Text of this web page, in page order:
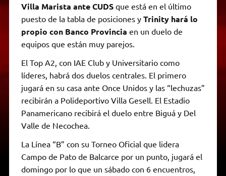
Villa Marista ante CUDSque está en el último
puesto de la tabla de posiciones y Trinity hará lo
propio con Banco Provincia en un duelo de
equipos que están muy parejos.
El Top A2, con IAE Club y Universitario como
líderes, habrá dos duelos centrales. El primero
jugará en su casa ante Once Unidos y las “lechuzas”
recibirán a Polideportivo Villa Gesell. El Estadio
Panamericano recibirá el duelo entre Biguá y Del
Valle de Necochea.
La Línea “B” con su Torneo Oficial que lidera
Campo de Pato de Balcarce por un punto, jugará el
domingo por lo que un sábado con 6 encuentros,